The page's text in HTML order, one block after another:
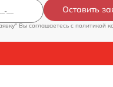
Оставить
Вы соглашаетесь c политикой